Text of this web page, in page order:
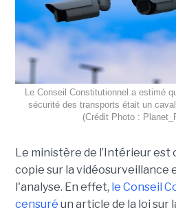
Le Conseil Constitutionnel a estimé
sécurité des transports était un
(Crédit Photo :
Le ministère de l’Intérieur est
copie sur la vidéosurveillance
l'analyse. En effet, le Conseil
censuré un article de la loi sur